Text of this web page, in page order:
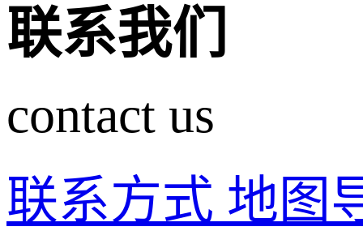
联系我们
contact us
联系方式 地图